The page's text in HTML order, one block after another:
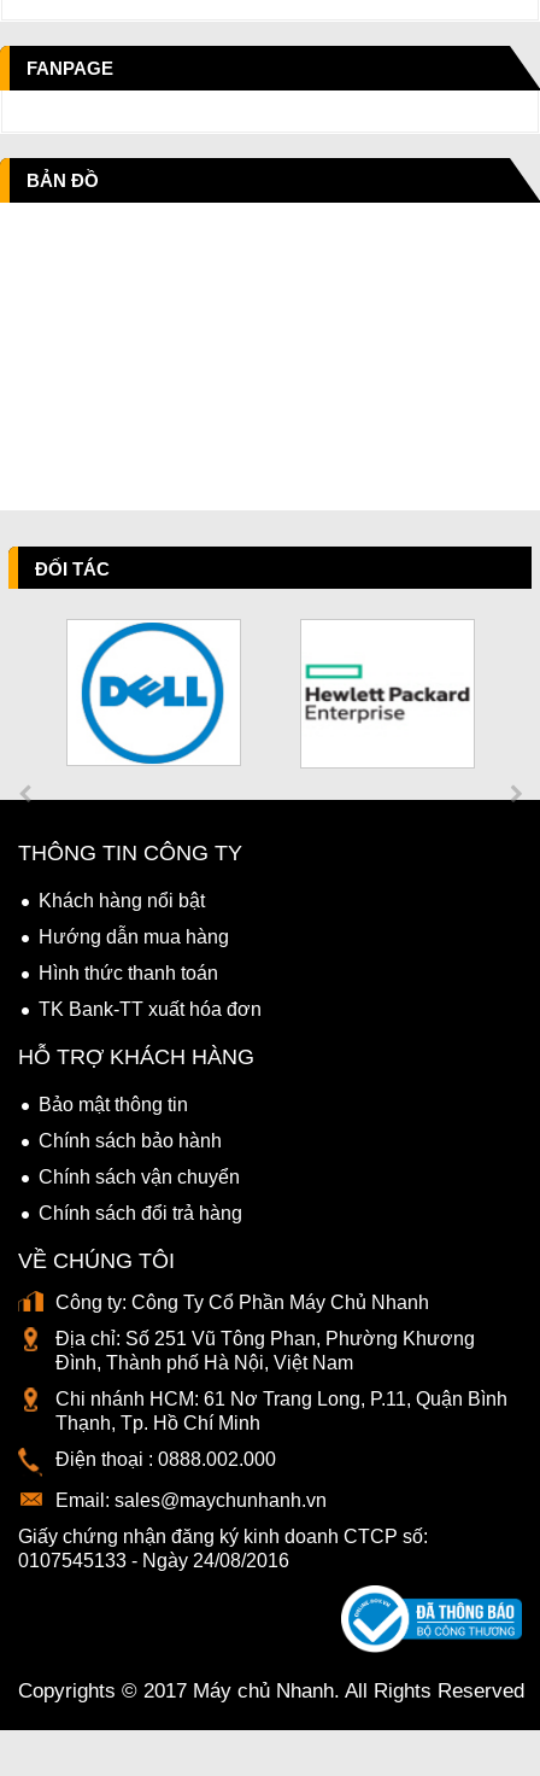
FANPAGE
BẢN ĐỒ
ĐỐI TÁC
THÔNG TIN CÔNG TY
Khách hàng nổi bật
Hướng dẫn mua hàng
Hình thức thanh toán
TK Bank-TT xuất hóa đơn
HỖ TRỢ KHÁCH HÀNG
Bảo mật thông tin
Chính sách bảo hành
Chính sách vận chuyển
Chính sách đổi trả hàng
VỀ CHÚNG TÔI
Công ty: Công Ty Cổ Phần Máy Chủ Nhanh
Địa chỉ: Số 251 Vũ Tông Phan, Phường Khương
Đình, Thành phố Hà Nội, Việt Nam
Chi nhánh HCM: 61 Nơ Trang Long, P.11, Quận Bình
Thạnh, Tp. Hồ Chí Minh
Điện thoại : 0888.002.000
Email: sales@maychunhanh.vn
Giấy chứng nhận đăng ký kinh doanh CTCP số:
0107545133 - Ngày 24/08/2016
Copyrights © 2017 Máy chủ Nhanh. All Rights Reserved